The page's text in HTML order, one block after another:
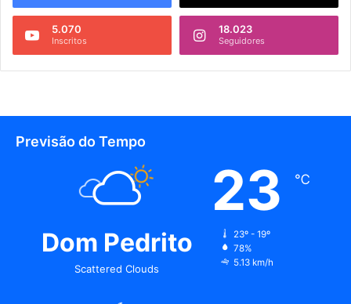
5.070
Inscritos
18.023
Seguidores
Previsão do Tempo
Dom Pedrito
Scattered Clouds
23 ℃
23º - 19º
78%
5.13 km/h